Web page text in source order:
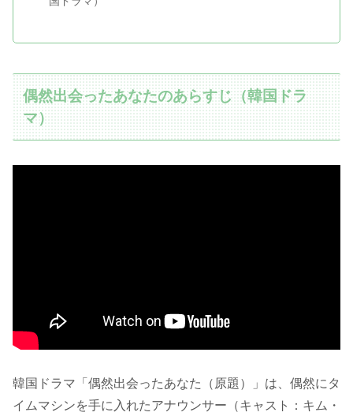
偶然出会ったあなたのあらすじ（韓国ドラ
マ）
韓国ドラマ「偶然出会ったあなた（原題）」は、偶然にタ
イムマシンを手に入れたアナウンサー（キャスト：キム・